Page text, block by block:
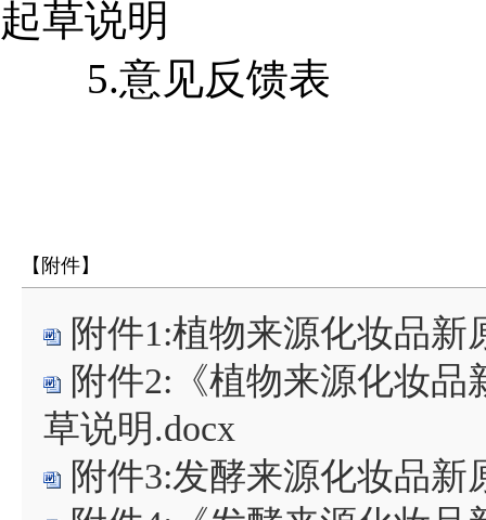
起草说明
5.意见反馈表
【附件】
附件1:植物来源化妆品
附件2:《植物来源化妆
草说明.docx
附件3:发酵来源化妆品